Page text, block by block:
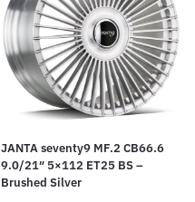
JANTA seventy9 MF.2 CB66.6
9.0/21″ 5×112 ET25 BS –
Brushed Silver